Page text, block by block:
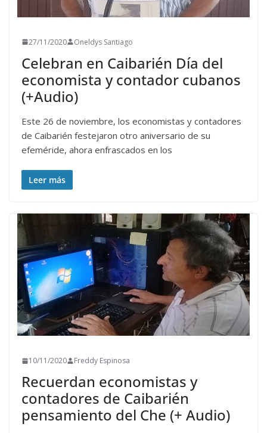
27/11/2020 Oneldys Santiago
Celebran en Caibarién Día del
economista y contador cubanos
(+Audio)
Este 26 de noviembre, los economistas y contadores
de Caibarién festejaron otro aniversario de su
efeméride, ahora enfrascados en los
Leer más
10/11/2020 Freddy Espinosa
Recuerdan economistas y
contadores de Caibarién
pensamiento del Che (+ Audio)